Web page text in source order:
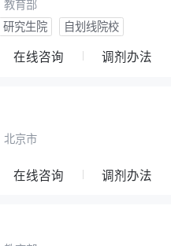
教育部
研究生院 自划线院校
在线咨询 调剂办法
北京市
在线咨询 调剂办法